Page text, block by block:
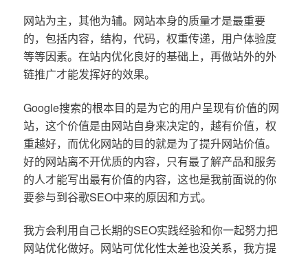
网站为主，其他为辅。网站本身的质量才是最重要
的，包括内容，结构，代码，权重传递，用户体验度
等等因素。在站内优化良好的基础上，再做站外的外
链推广才能发挥好的效果。
Google搜索的根本目的是为它的用户呈现有价值的网
站，这个价值是由网站自身来决定的，越有价值，权
重越好，而优化网站的目的就是为了提升网站价值。
好的网站离不开优质的内容，只有最了解产品和服务
的人才能写出最有价值的内容，这也是我前面说的你
要参与到谷歌SEO中来的原因和方式。
我方会利用自己长期的SEO实践经验和你一起努力把
网站优化做好。网站可优化性太差也没关系，我方提